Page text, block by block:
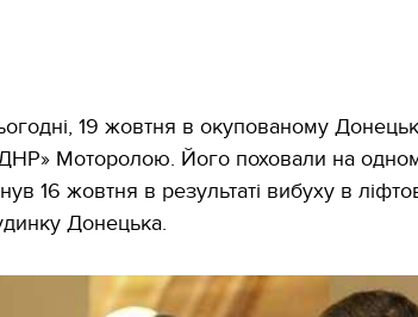
19 жовтня в окупованому
Моторолою. Його поховали на
16 жовтня в результаті вибуху в
Донецька.